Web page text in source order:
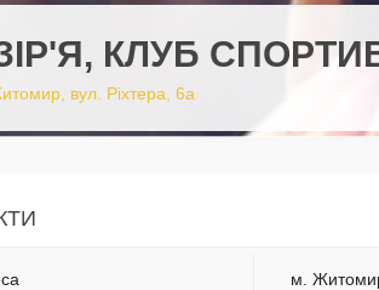
КЛУБ
вул. Ріхтера, 6а
м.